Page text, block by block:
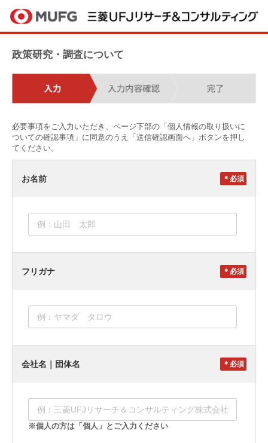
政策研究・調査について
必要事項をご入力いただき、ページ下部の「個人情報の取り扱いに
ついての確認事項」に同意のうえ「送信確認画面へ」ボタンを押し
てください。
お名前 ＊
フリガナ ＊
会社名｜団体名 ＊
※個人の方は「個人」とご入力ください